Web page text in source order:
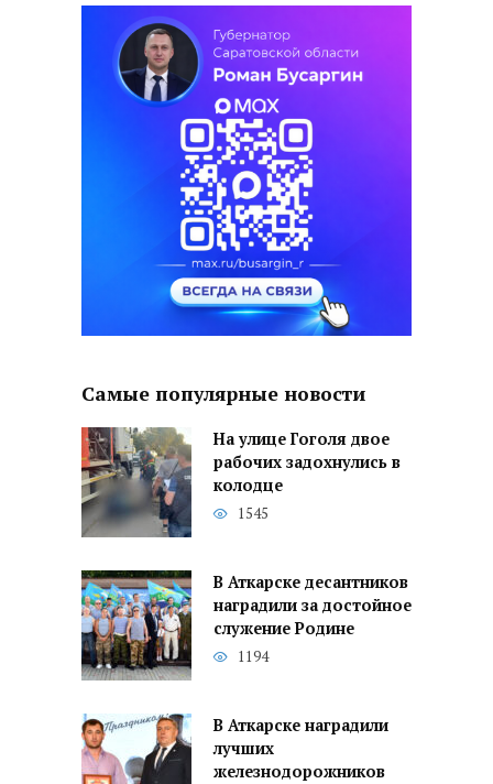
Самые популярные новости
На улице Гоголя двое
рабочих задохнулись в
колодце
1545
В Аткарске десантников
наградили за достойное
служение Родине
1194
В Аткарске наградили
лучших
железнодорожников